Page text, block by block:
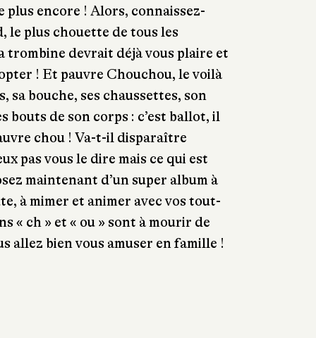
encore ! Alors, connaissez-
le plus chouette de tous les
trombine devrait déjà vous plaire et
! Et pauvre Chouchou, le voilà
sa bouche, ses chaussettes, son
bouts de son corps : c’est ballot, il
chou ! Va-t-il disparaître
pas vous le dire mais ce qui est
maintenant d’un super album à
à mimer et animer avec vos tout-
« ch » et « ou » sont à mourir de
allez bien vous amuser en famille !